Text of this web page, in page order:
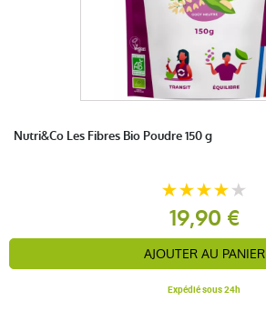
Nutri&Co Les Fibres Bio Poudre 150 g
19,90 €
AJOUTER AU PANIER
Expédié sous 24h